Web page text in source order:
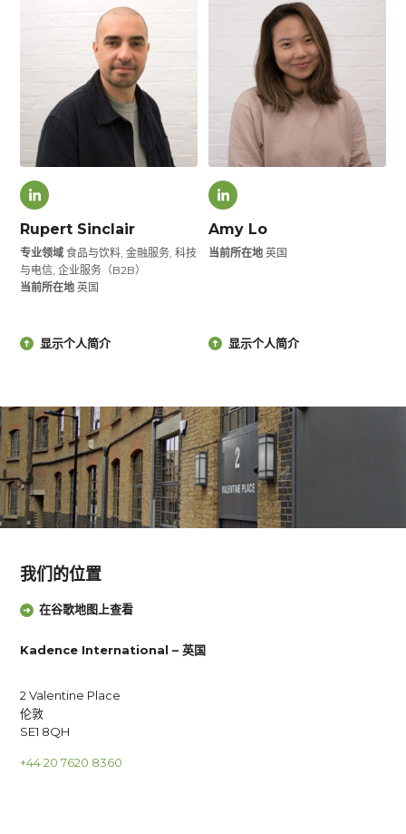
Rupert Sinclair
专业领域食品与饮料, 金融服务, 科技
与电信, 企业服务（B2B）
当前所在地英国
显示个人简介
Amy Lo
当前所在地 英国
显示个人简介
我们的位置
在谷歌地图上查看
Kadence International – 英国
2 Valentine Place
伦敦
SE1 8QH
+44 20 7620 8360